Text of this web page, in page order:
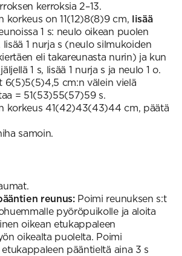
kerroksia 2–13.
korkeus on 11(12)8(8)9 cm, lisää
1 s: neulo oikean puolen
lisää 1 nurja s (neulo silmukoiden
eli takareunasta nurin) ja kun
1 s, lisää 1 nurja s ja neulo 1 o.
6(5)5(5)4,5 cm:n välein vielä
= 51(53)55(57)59 s.
korkeus 41(42)43(43)44 cm, päätä
samoin.
reunus: Poimi reunuksen s:t
pyöröpuikolle ja aloita
oikean etukappaleen
oikealta puolelta. Poimi
pääntieltä aina 3 s